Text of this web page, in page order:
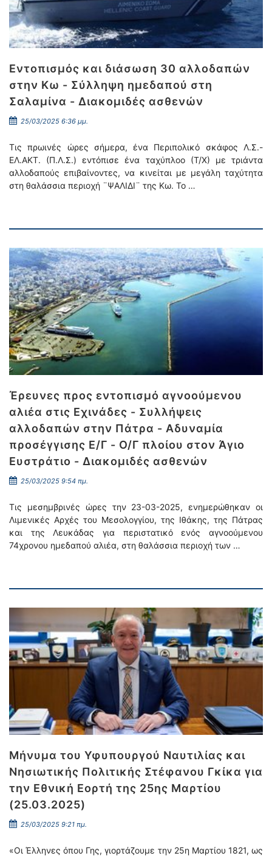
Εντοπισμός και διάσωση 30 αλλοδαπών
στην Κω - Σύλληψη ημεδαπού στη
Σαλαμίνα - Διακομιδές ασθενών
25/03/2025 6:36 μμ.
Τις πρωινές ώρες σήμερα, ένα Περιπολικό σκάφος Λ.Σ.-
ΕΛ.ΑΚΤ. (Π.Λ.Σ.) εντόπισε ένα ταχύπλοο (Τ/Χ) με τριάντα
αλλοδαπούς επιβαίνοντες, να κινείται με μεγάλη ταχύτητα
στη θαλάσσια περιοχή ¨ΨΑΛΙΔΙ¨ της Κω. Το …
Έρευνες προς εντοπισμό αγνοούμενου
αλιέα στις Εχινάδες - Συλλήψεις
αλλοδαπών στην Πάτρα - Αδυναμία
προσέγγισης Ε/Γ - Ο/Γ πλοίου στον Άγιο
Ευστράτιο - Διακομιδές ασθενών
25/03/2025 9:54 πμ.
Τις μεσημβρινές ώρες την 23-03-2025, ενημερώθηκαν οι
Λιμενικές Αρχές του Μεσολογγίου, της Ιθάκης, της Πάτρας
και της Λευκάδας για περιστατικό ενός αγνοούμενου
74χρονου ημεδαπού αλιέα, στη θαλάσσια περιοχή των …
Μήνυμα του Υφυπουργού Ναυτιλίας και
Νησιωτικής Πολιτικής Στέφανου Γκίκα για
την Εθνική Εορτή της 25ης Μαρτίου
(25.03.2025)
25/03/2025 9:21 πμ.
«Οι Έλληνες όπου Γης, γιορτάζουμε την 25η Μαρτίου 1821, ως